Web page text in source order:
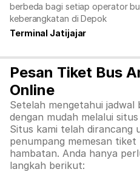
berbeda bagi setiap operator
keberangkatan di Depok
Terminal Jatijajar
Pesan Tiket Bus
Online
Setelah mengetahui
dengan mudah melalui
Situs kami telah dirancang
penumpang memesan
hambatan. Anda hanya
langkah berikut: